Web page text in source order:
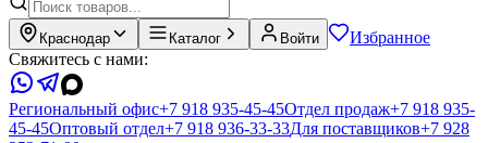
Краснодар Каталог Войти
Избранное
Свяжитесь с нами:
Региональный офис+7 918 935-45-45Отдел продаж+7 918 935-
45-45Оптовый отдел+7 918 936-33-33Для поставщиков+7 928